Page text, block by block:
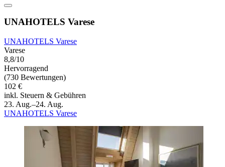
UNAHOTELS Varese
UNAHOTELS Varese
Varese
8,8/10
Hervorragend
(730 Bewertungen)
102 €
inkl. Steuern & Gebühren
23. Aug.–24. Aug.
UNAHOTELS Varese